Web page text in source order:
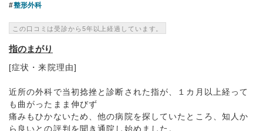
整形外科
この口コミは受診から5年以上経過しています。
指のまがり
[症状・来院理由]
近所の外科で当初捻挫と診断された指が、１カ月以上経って
も曲がったまま伸びず
痛みもひかないため、他の病院を探していたところ、知人か
ら良いとの評判を聞き通院し始めました。